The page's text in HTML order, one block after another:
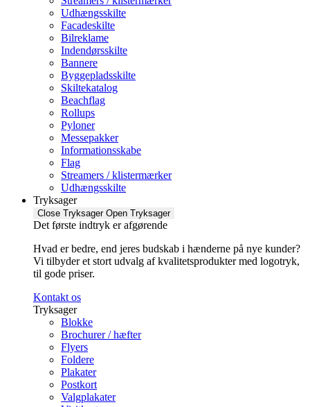
Udhængsskilte
Facadeskilte
Bilreklame
Indendørsskilte
Bannere
Byggepladsskilte
Skiltekatalog
Beachflag
Rollups
Pyloner
Messepakker
Informationsskabe
Flag
Streamers / klistermærker
Udhængsskilte
Tryksager
Close Tryksager Open Tryksager
Det første indtryk er afgørende
Hvad er bedre, end jeres budskab i hænderne på nye kunder?
Vi tilbyder et stort udvalg af kvalitetsprodukter med logotryk,
til gode priser.
Kontakt os
Tryksager
Blokke
Brochurer / hæfter
Flyers
Foldere
Plakater
Postkort
Valgplakater